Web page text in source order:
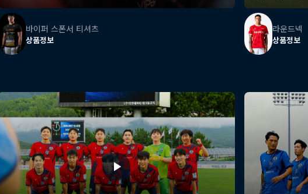
바이퍼 스폰서 티셔츠
상품정보
라운드넥
상품정보